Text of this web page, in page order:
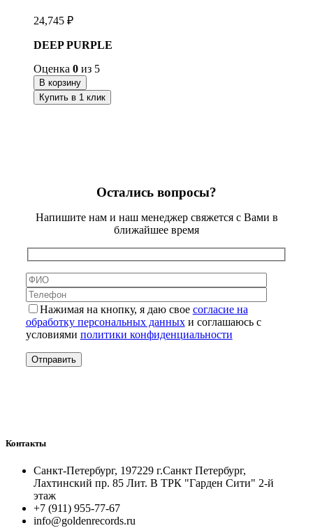
24,745 ₽
DEEP PURPLE
Оценка 0 из 5
В корзину
Купить в 1 клик
Остались вопросы?
Напишите нам и наш менеджер свяжется с Вами в
ближайшее время
Нажимая на кнопку, я даю свое согласие на
обработку персональных данныхи соглашаюсь с
условиями политики конфиденциальности
Контакты
Санкт-Петербург, 197229 г.Санкт Петербург,
Лахтинский пр. 85 Лит. B ТРК "Гарден Сити" 2-й
этаж
+7 (911) 955-77-67
info@goldenrecords.ru